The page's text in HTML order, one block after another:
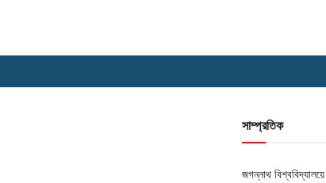
সাম্প্রতিক
জগন্নাথ